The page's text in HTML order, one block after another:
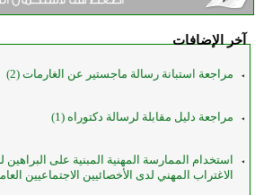
آخر الإضافات
مراجعة استبانة رسالة ماجستير عن الغارمات (2)
مراجعة دليل مقابلة لرسالة دكتوراه (1)
استخدام الممارسة المهنية المبنية على
الاغتراب المهني لدى الأخصائيين الاجتماعيين